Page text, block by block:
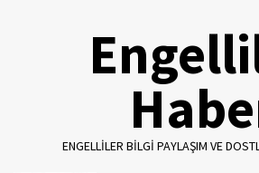
ENGELLILER BILGI PAYLAŞIM VE